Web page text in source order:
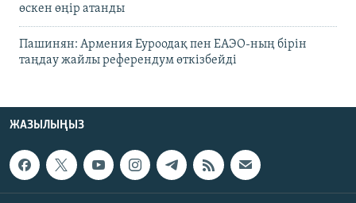
өскен өңір атанды
Пашинян: Армения Еуроодақ пен ЕАЭО-ның бірін
таңдау жайлы референдум өткізбейді
ЖАЗЫЛЫҢЫЗ